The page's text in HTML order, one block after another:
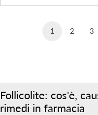
1 2 3
Follicolite: cos'è,
rimedi in farmacia